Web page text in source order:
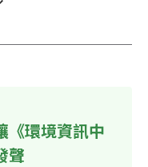
環境資訊中
聲